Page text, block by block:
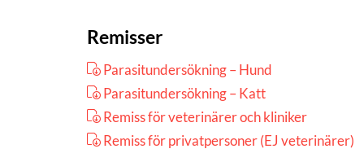
Remisser
Parasitundersökning – Hund
Parasitundersökning – Katt
Remiss för veterinärer och kliniker
Remiss för privatpersoner (EJ veterinärer)